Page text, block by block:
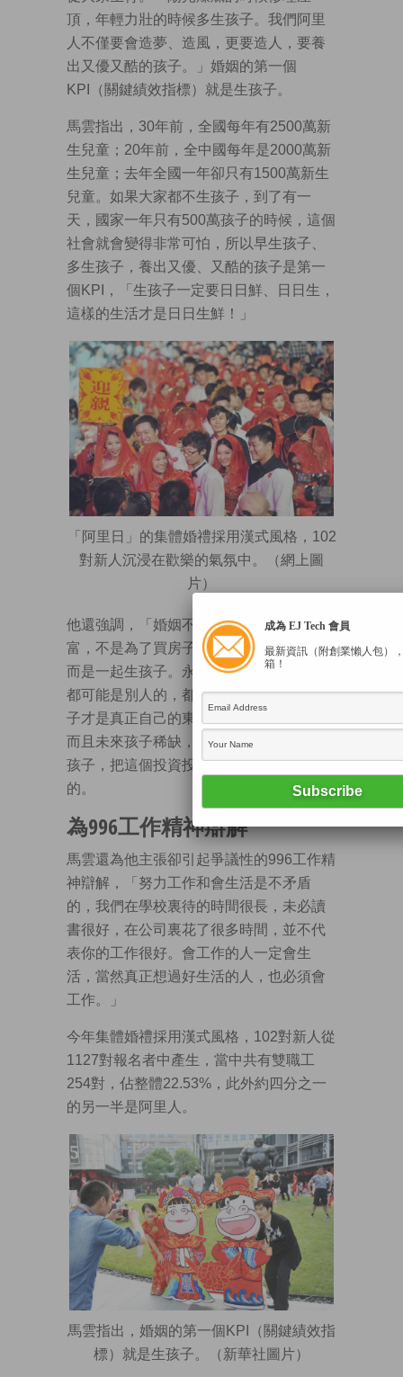
頂，年輕力壯的時候多生孩子。我們阿里
人不僅要會造夢、造風，更要造人，要養
出又優又酷的孩子。」婚姻的第一個
KPI（關鍵績效指標）就是生孩子。
馬雲指出，30年前，全國每年有2500萬新
生兒童；20年前，全中國每年是2000萬新
生兒童；去年全國一年卻只有1500萬新生
兒童。如果大家都不生孩子，到了有一
天，國家一年只有500萬孩子的時候，這個
社會就會變得非常可怕，所以早生孩子、
多生孩子，養出又優、又酷的孩子是第一
個KPI，「生孩子一定要日日鮮、日日生，
這樣的生活才是日日生鮮！」
「阿里日」的集體婚禮採用漢式風格，102
對新人沉浸在歡樂的氣氛中。（網上圖
片）
他還強調，「婚姻不是為了進一步積累財
富，不是為了買房子，不是為了買車子，
而是一起生孩子。永遠記住，所有的東西
都可能是別人的，都可能是假的，只有孩
子才是真正自己的東西，多生孩子吧！」
而且未來孩子稀缺，大家應該抓緊時間生
孩子，把這個投資投在孩子身上不會錯
的。
為996工作精神辯解
馬雲還為他主張卻引起爭議性的996工作精
神辯解，「努力工作和會生活是不矛盾
的，我們在學校裏待的時間很長，未必讀
書很好，在公司裏花了很多時間，並不代
表你的工作很好。會工作的人一定會生
活，當然真正想過好生活的人，也必須會
工作。」
今年集體婚禮採用漢式風格，102對新人從
1127對報名者中產生，當中共有雙職工
254對，佔整體22.53%，此外約四分之一
的另一半是阿里人。
馬雲指出，婚姻的第一個KPI（關鍵績效指
標）就是生孩子。（新華社圖片）
成為 EJ Tech 會員
最新資訊（附創業懶人包）
箱！